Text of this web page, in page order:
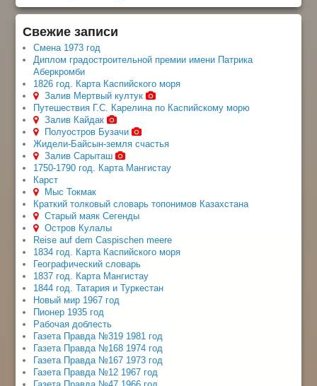
Свежие записи
Смена 1973 год
Диплом градостроительной премии имени Патрика
Аберкромби
1826 год. Карта Каспийского моря
Залив Мертвый култук
Путешествия Г.С. Карелина по Каспийскому морю
Залив Кайдак
Полуостров Бузачи
Жидели-Байсын-земля счастья
Залив Сарыташ
1750-1790 год. Карта Мангистау
Карст
Мыс Токмак
Краткий толковый словарь топонимов Казахстана
Старый маяк Сегенды
Остров Кулалы
Reise auf dem Caspischen meere
1834 год. Карта Каспийского моря
Географический словарь
1837 год. Карта Мангистау
1844 год. Татария и Туркестан
Новый мир 1967 год
Пионер 1935 год
Рабочая доблесть
Газета Правда №319 1981 год
Газета Правда №168 1974 год
Газета Правда №167 1973 год
Газета Правда №12 1967 год